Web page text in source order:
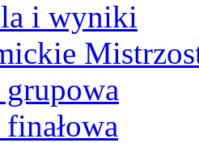
i wyniki
grupowa
finałowa